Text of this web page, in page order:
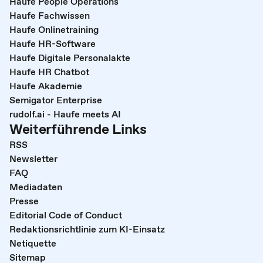
Haufe Fachwissen
Haufe Onlinetraining
Haufe HR-Software
Haufe Digitale Personalakte
Haufe HR Chatbot
Haufe Akademie
Semigator Enterprise
rudolf.ai - Haufe meets AI
Weiterführende Links
RSS
Newsletter
FAQ
Mediadaten
Presse
Editorial Code of Conduct
Redaktionsrichtlinie zum KI-Einsatz
Netiquette
Sitemap